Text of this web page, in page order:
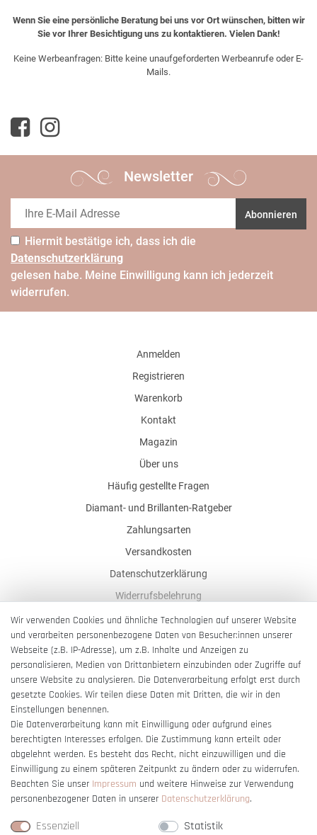
Wenn Sie eine persönliche Beratung bei uns vor Ort wünschen, bitten wir
Sie vor Ihrer Besichtigung uns zu kontaktieren. Vielen Dank!
Keine Werbeanfragen: Bitte keine unaufgeforderten Werbeanrufe oder E-
Mails.
Newsletter
Abonnieren
Hiermit bestätige ich, dass ich die
Daten­schutz­erklärung
gelesen habe. Meine Einwilligung kann ich jederzeit
widerrufen.
Anmelden
Registrieren
Warenkorb
Kontakt
Magazin
Über uns
Häufig gestellte Fragen
Diamant- und Brillanten-Ratgeber
Zahlungsarten
Versandkosten
Datenschutzerklärung
Widerrufsbelehrung
AGB
Impressum
Barrierefreiheitserklärung
Vertrag widerrufen
Wir verwenden Cookies und ähnliche Technologien auf unserer Website
und verarbeiten personenbezogene Daten von Besucher:innen unserer
Webseite (z.B. IP-Adresse), um z.B. Inhalte und Anzeigen zu
personalisieren, Medien von Drittanbietern einzubinden oder Zugriffe auf
unsere Website zu analysieren. Die Datenverarbeitung erfolgt erst durch
gesetzte Cookies. Wir teilen diese Daten mit Dritten, die wir in den
Einstellungen benennen.
Die Datenverarbeitung kann mit Einwilligung oder aufgrund eines
berechtigten Interesses erfolgen. Die Zustimmung kann erteilt oder
abgelehnt werden. Es besteht das Recht, nicht einzuwilligen und die
Einwilligung zu einem späteren Zeitpunkt zu ändern oder zu widerrufen.
Beachten Sie unser Impressum und weitere Hinweise zur Verwendung
personenbezogener Daten in unserer Daten­schutz­erklärung.
Essenziell Statistik